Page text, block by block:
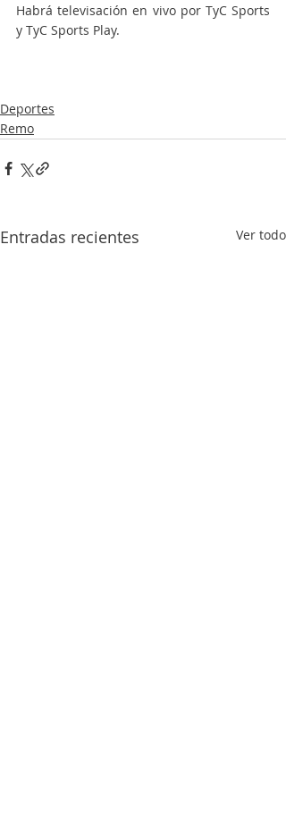
Habrá televisación en vivo por TyC Sports
y TyC Sports Play.
Deportes
Remo
Entradas recientes Ver todo